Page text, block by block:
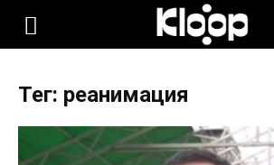
KLOOP.KG
Тег: реанимация